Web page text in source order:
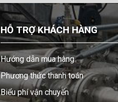
HỖ TRỢ KHÁCH HÀNG
Hướng dẫn mua hàng
Phương thức thanh toán
Biểu phí vận chuyển